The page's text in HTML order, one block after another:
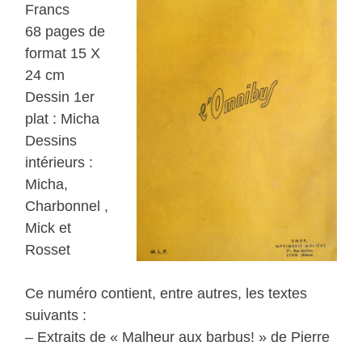
Francs
68 pages de
format 15 X
24 cm
Dessin 1er
plat : Micha
Dessins
intérieurs :
Micha,
Charbonnel ,
Mick et
Rosset
Ce numéro contient, entre autres, les textes
suivants :
– Extraits de « Malheur aux barbus! » de Pierre